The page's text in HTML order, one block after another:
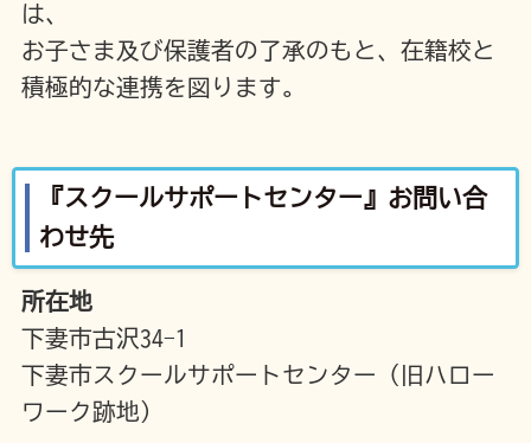
は、
お子さま及び保護者の了承のもと、在籍校と
積極的な連携を図ります。
『スクールサポートセンター』お問い合
わせ先
所在地
下妻市古沢34-1
下妻市スクールサポートセンター（旧ハロー
ワーク跡地）